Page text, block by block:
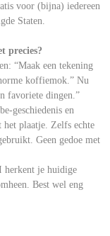
voor (bijna) iedereen
Staten.
precies?
“Maak een tekening
koffiemok.” Nu
favoriete dingen.”
geschiedenis en
het plaatje. Zelfs echte
Geen gedoe met
herkent je huidige
Best wel eng